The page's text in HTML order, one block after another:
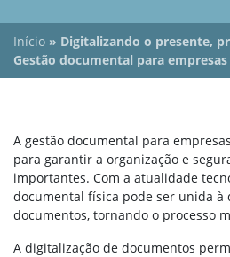
Início » Digitalizando o presente,
Gestão documental para
A gestão documental para
para garantir a organização e
importantes. Com a atualidade
documental física pode ser unida à
documentos, tornando o processo
A digitalização de documentos